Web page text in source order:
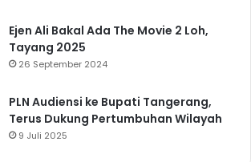
Ejen Ali Bakal Ada The Movie 2 Loh,
Tayang 2025
26 September 2024
PLN Audiensi ke Bupati Tangerang,
Terus Dukung Pertumbuhan Wilayah
9 Juli 2025